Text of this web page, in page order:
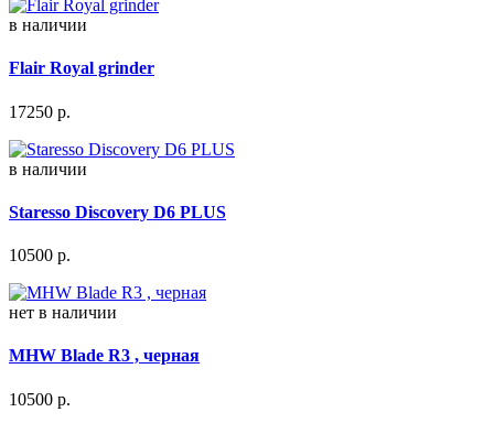
в наличии
Flair Royal grinder
17250 р.
в наличии
Staresso Discovery D6 PLUS
10500 р.
нет в наличии
MHW Blade R3 , черная
10500 р.